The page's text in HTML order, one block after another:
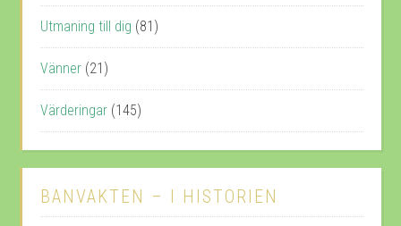
Utmaning till dig (81)
Vänner (21)
Värderingar (145)
BANVAKTEN – I HISTORIEN